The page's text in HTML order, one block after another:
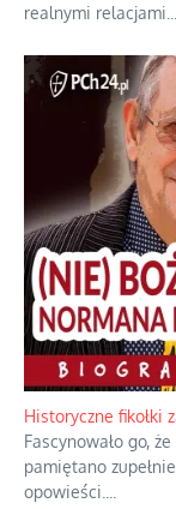
realnymi relacjami.
Historyczne fikołki
Fascynowało go,
pamiętano
opowieści.